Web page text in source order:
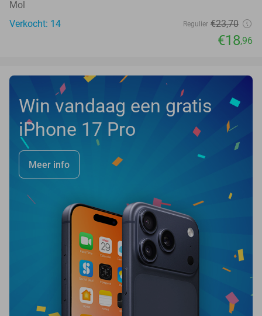
Mol
Verkocht: 14
Regulier €23,70
€18,96
Win vandaag een gratis
iPhone 17 Pro
Meer info